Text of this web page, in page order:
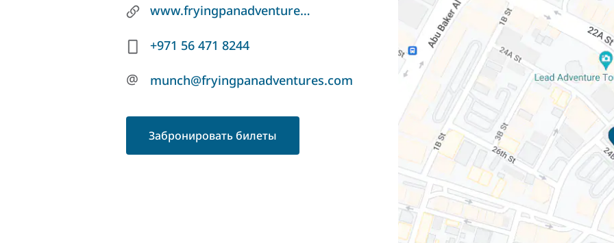
www.fryingpanadventures.com
+971 56 471 8244
@ munch@fryingpanadventures.com
Забронировать билеты